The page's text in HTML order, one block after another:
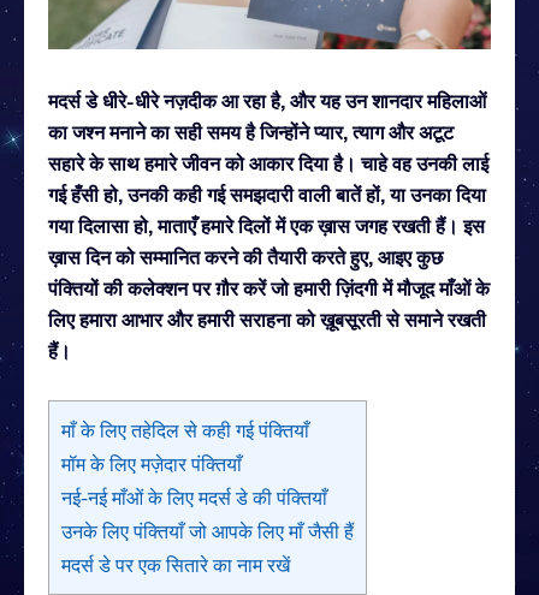
मदर्स डे धीरे-धीरे नज़दीक आ रहा है, और यह उन शानदार महिलाओं
का जश्न मनाने का सही समय है जिन्होंने प्यार, त्याग और अटूट
सहारे के साथ हमारे जीवन को आकार दिया है। चाहे वह उनकी लाई
गई हँसी हो, उनकी कही गई समझदारी वाली बातें हों, या उनका दिया
गया दिलासा हो, माताएँ हमारे दिलों में एक ख़ास जगह रखती हैं।इस
ख़ास दिन को सम्मानित करने की तैयारी करते हुए, आइए कुछ
पंक्तियों की कलेक्शन पर ग़ौर करें जो हमारी ज़िंदगी में मौजूद माँओं के
लिए हमारा आभार और हमारी सराहना को ख़ूबसूरती से समाने रखती
हैं।
माँ के लिए तहेदिल से कही गई पंक्तियाँ
मॉम के लिए मज़ेदार पंक्तियाँ
नई-नई माँओं के लिए मदर्स डे की पंक्तियाँ
उनके लिए पंक्तियाँ जो आपके लिए माँ जैसी हैं
मदर्स डे पर एक सितारे का नाम रखें